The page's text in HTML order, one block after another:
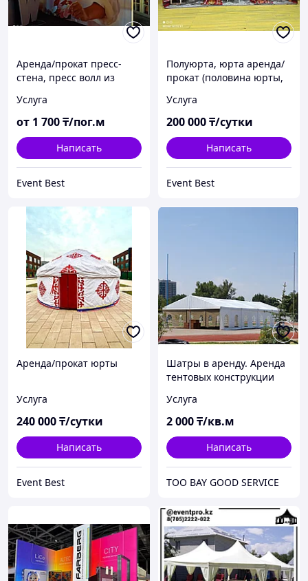
Аренда/прокат пресс-
стена, пресс волл из
Услуга
от 1 700₸/пог.м
Написать
Event Best
Полуюрта, юрта аренда/
прокат (половина юрты,
Услуга
200 000₸/сутки
Написать
Event Best
Аренда/прокат юрты
Услуга
240 000₸/сутки
Написать
Event Best
Шатры в аренду. Аренда
тентовых конструкции
Услуга
2 000₸/кв.м
Написать
ТОО BAY GOOD SERVICE